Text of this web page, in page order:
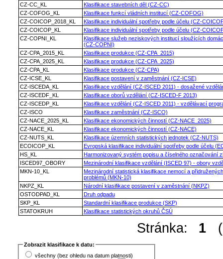
CZ-CC_KL
Klasifikace stavebních děl (CZ-CC)
CZ-COFOG_KL
Klasifikace funkcí vládních institucí (CZ-COFOG)
CZ-COICOP_2018_KL
Klasifikace individuální spotřeby podle účelu (CZ-
CZ-COICOP_KL
Klasifikace individuální spotřeby podle účelu (CZ-
CZ-COPNI_KL
Klasifikace služeb neziskových institucí sloužících
(CZ-COPNI)
CZ-CPA_2015_KL
Klasifikace produkce (CZ-CPA_2015)
CZ-CPA_2025_KL
Klasifikace produkce (CZ-CPA_2025)
CZ-CPA_KL
Klasifikace produkce (CZ-CPA)
CZ-ICSE_KL
Klasifikace postavení v zaměstnání (CZ-ICSE)
CZ-ISCEDA_KL
Klasifikace vzdělání (CZ-ISCED 2011) - dosažené
CZ-ISCEDF_KL
Klasifikace oborů vzdělání (CZ-ISCED-F 2013)
CZ-ISCEDP_KL
Klasifikace vzdělání (CZ-ISCED 2011) - vzdělávací
CZ-ISCO
Klasifikace zaměstnání (CZ-ISCO)
CZ-NACE_2025_KL
Klasifikace ekonomických činností (CZ-NACE_2025)
CZ-NACE_KL
Klasifikace ekonomických činností (CZ-NACE)
CZ-NUTS_KL
Klasifikace územních statistických jednotek (CZ-NUTS)
ECOICOP_KL
Evropská klasifikace individuální spotřeby podle účelu
HS_KL
Harmonizovaný systém popisu a číselného označování
ISCED97_OBORY
Mezinárodní klasifikace vzdělání (ISCED 97) - obory
MKN-10_KL
Mezinárodní statistická klasifikace nemocí a
problémů (MKN-10)
NKPZ_KL
Národní klasifikace postavení v zaměstnání (NKPZ)
OSTODPAD_KL
Druh odpadu
SKP_KL
Standardní klasifikace produkce (SKP)
STATOKRUH
Klasifikace statistických okruhů ČSÚ
Stránka: 1
Zobrazit klasifikace k datu:
všechny (bez ohledu na datum platnosti)